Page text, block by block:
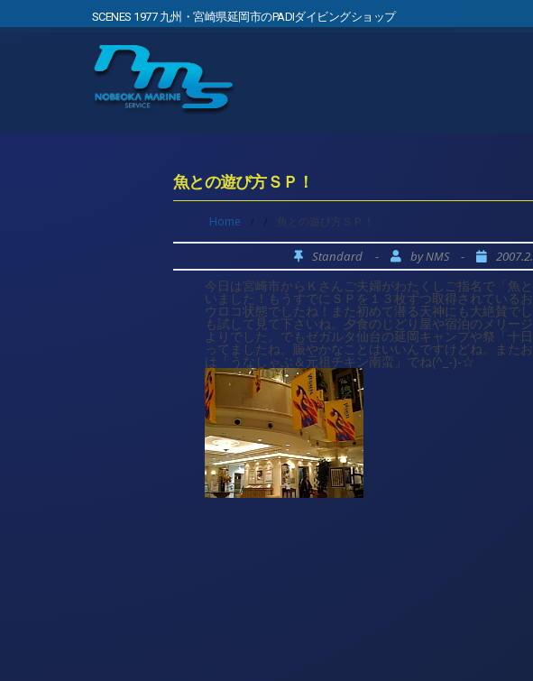
SCENES 1977 九州・宮崎県延岡市のPADIダイビングショップ
魚との遊び方ＳＰ！
Home / / 魚との遊び方ＳＰ！
Standard - byNMS -
今日は宮崎市からＫさんご夫婦がわたくしご指名で「魚
いました！もうすでにＳＰを１３枚ずつ取得されている
ウロコ状態でしたね！また初めて潜る天神にも大絶賛で
も試して見て下さいね。夕食のじどり屋や宿泊のメリー
よりでした。でもゼガルタ仙台の延岡キャンプや祭「十
ってましたね。賑やかなことはいいんですけどね。また
は「うなしゃぶ＆元祖チキン南蛮」でね(^_-)-☆